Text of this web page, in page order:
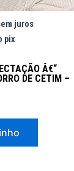
juros
pix
Â€“
DE CETIM –